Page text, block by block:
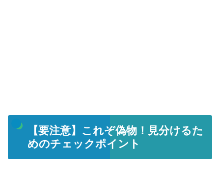
【要注意】これぞ偽物！見分けるた
めのチェックポイント